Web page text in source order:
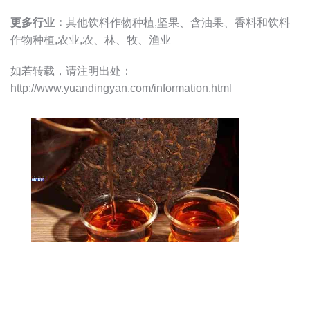
更多行业： 其他饮料作物种植,坚果、含油果、香料和饮料
作物种植,农业,农、林、牧、渔业
如若转载，请注明出处：
http://www.yuandingyan.com/information.html